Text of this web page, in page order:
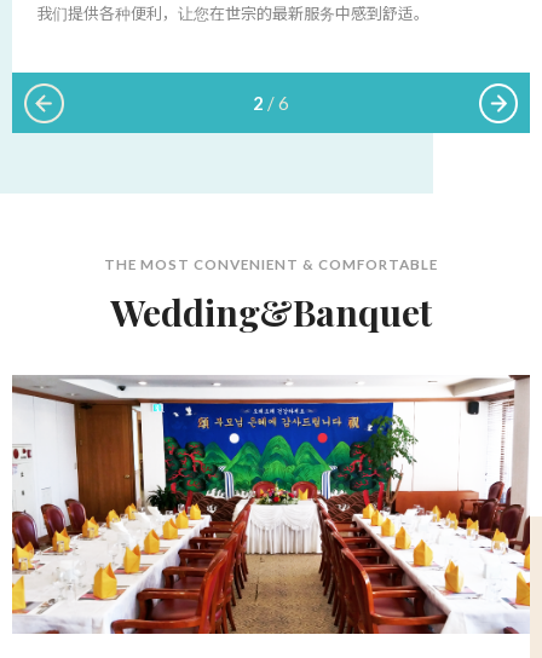
我们提供各种便利，让您在世宗的最新服务中感到舒适。
2 / 6
THE MOST CONVENIENT & COMFORTABLE
Wedding&Banquet